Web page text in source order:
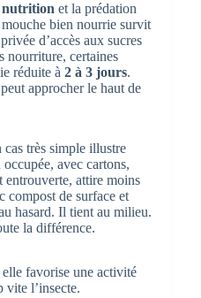
nutrition et la prédation
bien nourrie survit
d’accès aux sucres
nourriture, certaines
réduite à 2 à 3 jours.
approcher le haut de
cas très simple illustre
avec cartons,
entrouverte, attire moins
compost de surface et
hasard. Il tient au milieu.
la différence.
elle favorise une activité
vite l’insecte.